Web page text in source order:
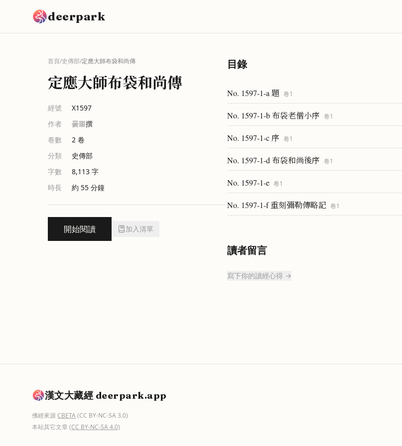
deerpark
首頁/史傳部/定應大師布袋和尚傳
定應大師布袋和尚傳
經號
X1597
作者
曇噩撰
卷數
2 卷
分類
史傳部
字數
8,113 字
時長
約 55 分鐘
開始閱讀 加入清單
目錄
No. 1597-1-a 題 卷1
No. 1597-1-b 布袋老僧小序 卷1
No. 1597-1-c 序 卷1
No. 1597-1-d 布袋和尚後序 卷1
No. 1597-1-e 卷1
No. 1597-1-f 重刻彌勒傳略記 卷1
讀者留言
寫下你的讀經心得 →
漢文大藏經 deerpark.app
佛經來源CBETA(CC BY-NC-SA 3.0)
本站其它文章(CC BY-NC-SA 4.0)